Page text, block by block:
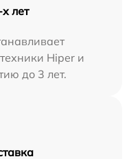
лет
Hiper и
до 3 лет.